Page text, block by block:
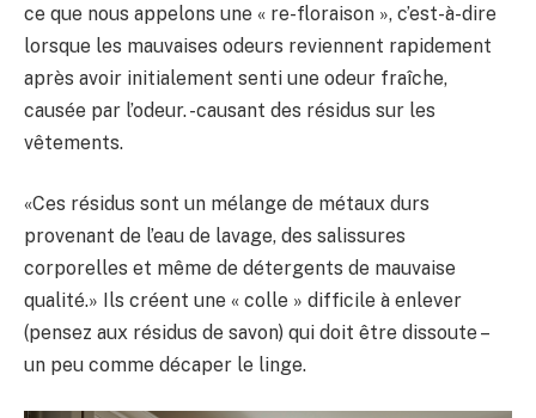
ce que nous appelons une « re-floraison », c’est-à-dire
lorsque les mauvaises odeurs reviennent rapidement
après avoir initialement senti une odeur fraîche,
causée par l’odeur. -causant des résidus sur les
vêtements.
«Ces résidus sont un mélange de métaux durs
provenant de l’eau de lavage, des salissures
corporelles et même de détergents de mauvaise
qualité.» Ils créent une « colle » difficile à enlever
(pensez aux résidus de savon) qui doit être dissoute –
un peu comme décaper le linge.